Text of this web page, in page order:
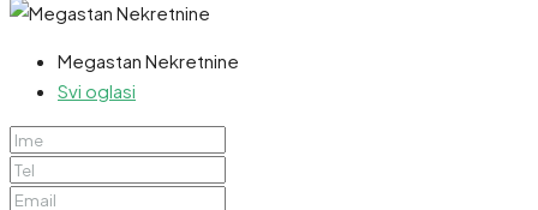
Megastan Nekretnine
Svi oglasi